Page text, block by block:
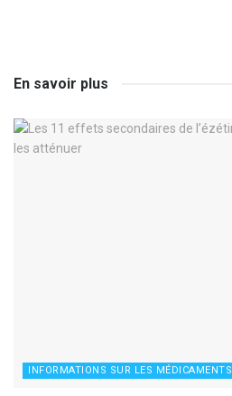
En savoir plus
INFORMATIONS SUR LES MÉDICAMENTS